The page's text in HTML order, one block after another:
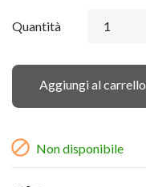
Quantità
Aggiungi al carrello
 Non disponibile